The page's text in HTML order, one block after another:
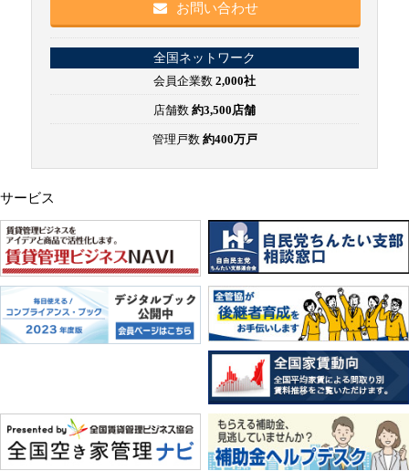
お問い合わせ
全国ネットワーク
会員企業数 2,000社
店舗数 約3,500店舗
管理戸数 約400万戸
サービス